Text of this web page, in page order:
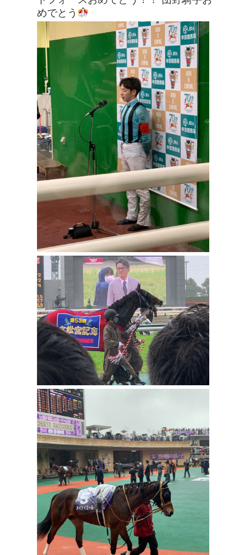
めでとう